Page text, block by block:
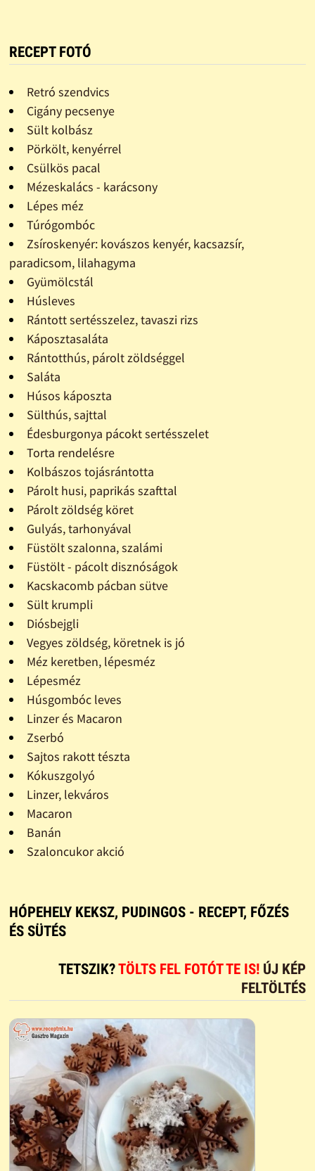
RECEPT FOTÓ
Retró szendvics
Cigány pecsenye
Sült kolbász
Pörkölt, kenyérrel
Csülkös pacal
Mézeskalács - karácsony
Lépes méz
Túrógombóc
Zsíroskenyér: kovászos kenyér, kacsazsír,
paradicsom, lilahagyma
Gyümölcstál
Húsleves
Rántott sertésszelez, tavaszi rizs
Káposztasaláta
Rántotthús, párolt zöldséggel
Saláta
Húsos káposzta
Sülthús, sajttal
Édesburgonya pácokt sertésszelet
Torta rendelésre
Kolbászos tojásrántotta
Párolt husi, paprikás szafttal
Párolt zöldség köret
Gulyás, tarhonyával
Füstölt szalonna, szalámi
Füstölt - pácolt disznóságok
Kacskacomb pácban sütve
Sült krumpli
Diósbejgli
Vegyes zöldség, köretnek is jó
Méz keretben, lépesméz
Lépesméz
Húsgombóc leves
Linzer és Macaron
Zserbó
Sajtos rakott tészta
Kókuszgolyó
Linzer, lekváros
Macaron
Banán
Szaloncukor akció
HÓPEHELY KEKSZ, PUDINGOS - RECEPT, FŐZÉS
ÉS SÜTÉS
TETSZIK?TÖLTS FEL FOTÓT TE IS! ÚJ KÉP
FELTÖLTÉS